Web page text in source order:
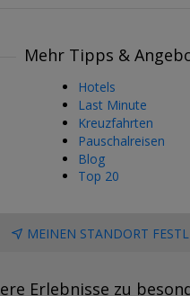
Mehr Tipps &
Hotels
Last Minute
Kreuzfahrten
Pauschalreisen
Blog
Top 20
MEINEN STANDORT
Erlebnisse zu